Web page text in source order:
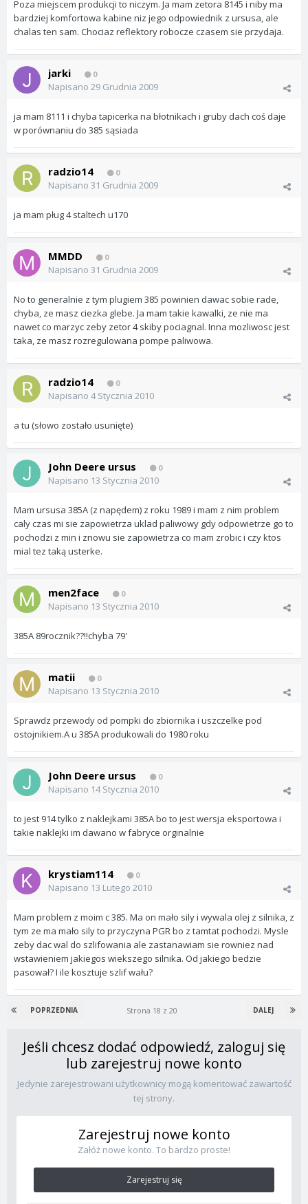
Poza miejscem produkcji to niczym. Ja mam zetora 8145 i niby ma
bardziej komfortowa kabine niz jego odpowiednik z ursusa, ale
chalas ten sam. Chociaz reflektory robocze czasem sie przydaja.
jarki 0
Napisano 29 Grudnia 2009
ja mam 8111 i chyba tapicerka na błotnikach i gruby dach coś daje
w porównaniu do 385 sąsiada
radzio14 0
Napisano 31 Grudnia 2009
ja mam pług 4 staltech u170
MMDD 0
Napisano 31 Grudnia 2009
No to generalnie z tym plugiem 385 powinien dawac sobie rade,
chyba, ze masz ciezka glebe. Ja mam takie kawalki, ze nie ma
nawet co marzyc zeby zetor 4 skiby pociagnal. Inna mozliwosc jest
taka, ze masz rozregulowana pompe paliwowa.
radzio14 0
Napisano 4 Stycznia 2010
a tu (słowo zostało usunięte)
John Deere ursus 0
Napisano 13 Stycznia 2010
Mam ursusa 385A (z napędem) z roku 1989 i mam z nim problem
caly czas mi sie zapowietrza uklad paliwowy gdy odpowietrze go to
pochodzi z min i znowu sie zapowietrza co mam zrobic i czy ktos
mial tez taką usterke.
men2face 0
Napisano 13 Stycznia 2010
385A 89rocznik??!!chyba 79'
matii 0
Napisano 13 Stycznia 2010
Sprawdz przewody od pompki do zbiornika i uszczelke pod
ostojnikiem.A u 385A produkowali do 1980 roku
John Deere ursus 0
Napisano 14 Stycznia 2010
to jest 914 tylko z naklejkami 385A bo to jest wersja eksportowa i
takie naklejki im dawano w fabryce orginalnie
krystiam114 0
Napisano 13 Lutego 2010
Mam problem z moim c 385. Ma on mało sily i wywala olej z silnika, z
tym ze ma mało sily to przyczyna PGR bo z tamtat pochodzi. Mysle
zeby dac wal do szlifowania ale zastanawiam sie rowniez nad
wstawieniem jakiegos wiekszego silnika. Od jakiego bedzie
pasował? I ile kosztuje szlif wału?
POPRZEDNIA DALEJ
Strona 18 z 20
Jeśli chcesz dodać odpowiedź, zaloguj się
lub zarejestruj nowe konto
Jedynie zarejestrowani użytkownicy mogą komentować zawartość
tej strony.
Zarejestruj nowe konto
Załóż nowe konto. To bardzo proste!
Zarejestruj się